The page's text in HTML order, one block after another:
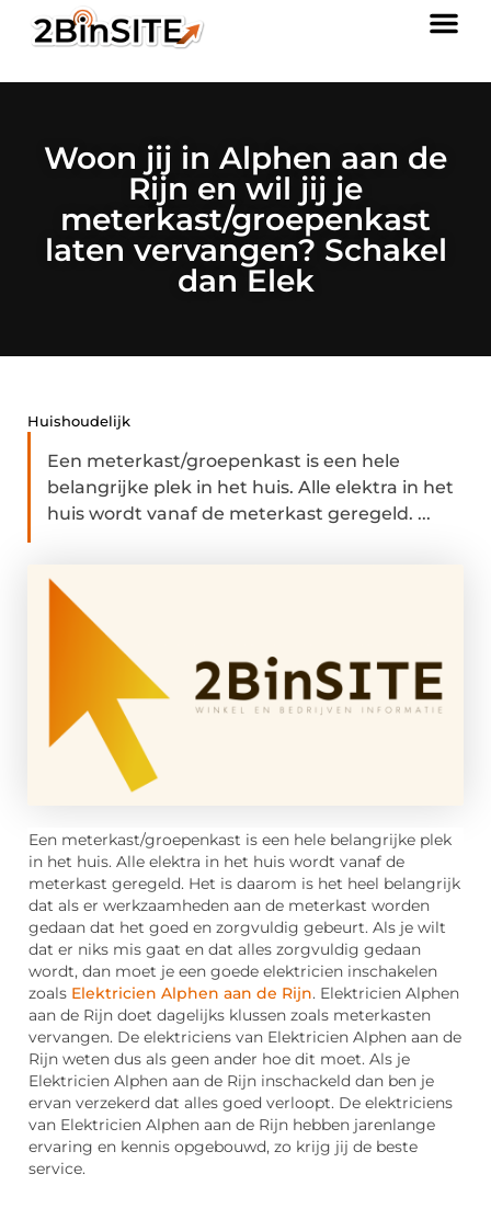
Woon jij in Alphen aan de
Rijn en wil jij je
meterkast/groepenkast
laten vervangen? Schakel
dan Elek
Huishoudelijk
Een meterkast/groepenkast is een hele
belangrijke plek in het huis. Alle elektra in het
huis wordt vanaf de meterkast geregeld. ...
Een meterkast/groepenkast is een hele belangrijke plek
in het huis. Alle elektra in het huis wordt vanaf de
meterkast geregeld. Het is daarom is het heel belangrijk
dat als er werkzaamheden aan de meterkast worden
gedaan dat het goed en zorgvuldig gebeurt. Als je wilt
dat er niks mis gaat en dat alles zorgvuldig gedaan
wordt, dan moet je een goede elektricien inschakelen
zoals Elektricien Alphen aan de Rijn. Elektricien Alphen
aan de Rijn doet dagelijks klussen zoals meterkasten
vervangen. De elektriciens van Elektricien Alphen aan de
Rijn weten dus als geen ander hoe dit moet. Als je
Elektricien Alphen aan de Rijn inschackeld dan ben je
ervan verzekerd dat alles goed verloopt. De elektriciens
van Elektricien Alphen aan de Rijn hebben jarenlange
ervaring en kennis opgebouwd, zo krijg jij de beste
service.